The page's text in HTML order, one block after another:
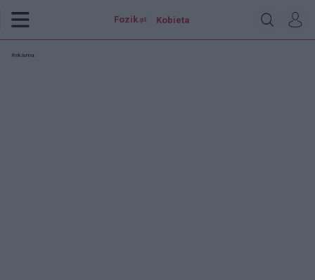
Fozik .pl Kobieta
Reklama: